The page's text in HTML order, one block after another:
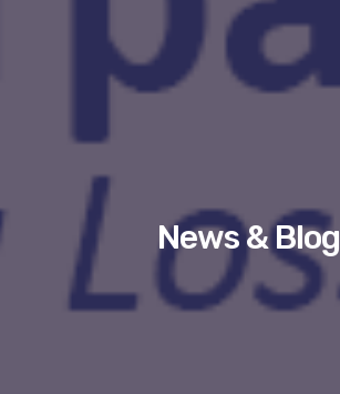
News & Blog